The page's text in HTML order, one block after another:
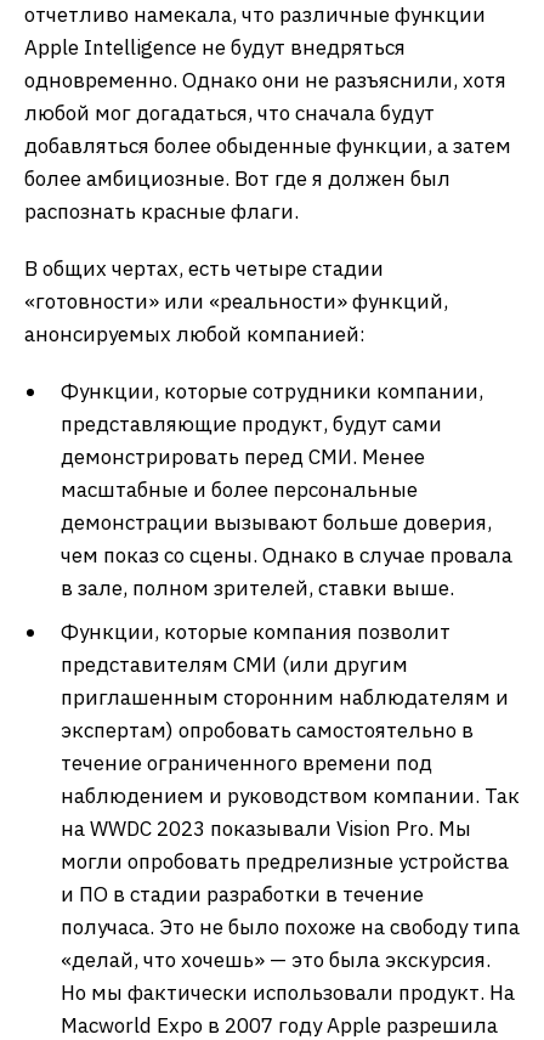
отчетливо намекала, что различные функции
Apple Intelligence не будут внедряться
одновременно. Однако они не разъяснили, хотя
любой мог догадаться, что сначала будут
добавляться более обыденные функции, а затем
более амбициозные. Вот где я должен был
распознать красные флаги.
В общих чертах, есть четыре стадии
«готовности» или «реальности» функций,
анонсируемых любой компанией:
Функции, которые сотрудники компании,
представляющие продукт, будут сами
демонстрировать перед СМИ. Менее
масштабные и более персональные
демонстрации вызывают больше доверия,
чем показ со сцены. Однако в случае провала
в зале, полном зрителей, ставки выше.
Функции, которые компания позволит
представителям СМИ (или другим
приглашенным сторонним наблюдателям и
экспертам) опробовать самостоятельно в
течение ограниченного времени под
наблюдением и руководством компании. Так
на WWDC 2023 показывали Vision Pro. Мы
могли опробовать предрелизные устройства
и ПО в стадии разработки в течение
получаса. Это не было похоже на свободу типа
«делай, что хочешь» — это была экскурсия.
Но мы фактически использовали продукт. На
Macworld Expo в 2007 году Apple разрешила